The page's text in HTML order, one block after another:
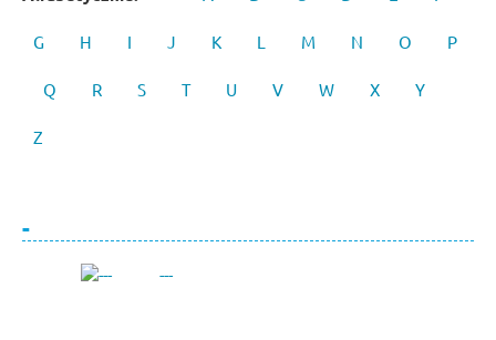
G H I J K L M N O P
Q R S T U V W X Y
Z
-
---